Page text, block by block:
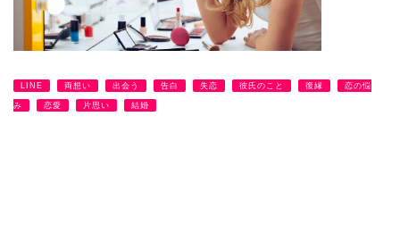
LINE 両想い 出会う 告白 失恋 彼氏のこと 復縁 恋の悩
み 恋愛 片思い 結婚